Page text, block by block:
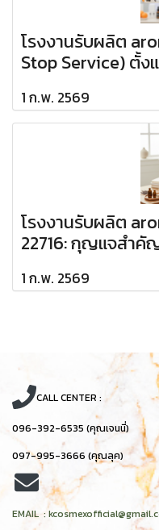
โรงงานรับผลิต
Stop Service) ตั้ง
1 ก.พ. 2569
โรงงานรับผลิต
22716: กุญแจสำคั
1 ก.พ. 2569
CALL CENTER :
096-392-6535 (คุณเจนนี่)
097-995-3666 (คุณลุค)
EMAIL :